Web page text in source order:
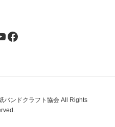
Facebook
バンドクラフト協会 All Rights